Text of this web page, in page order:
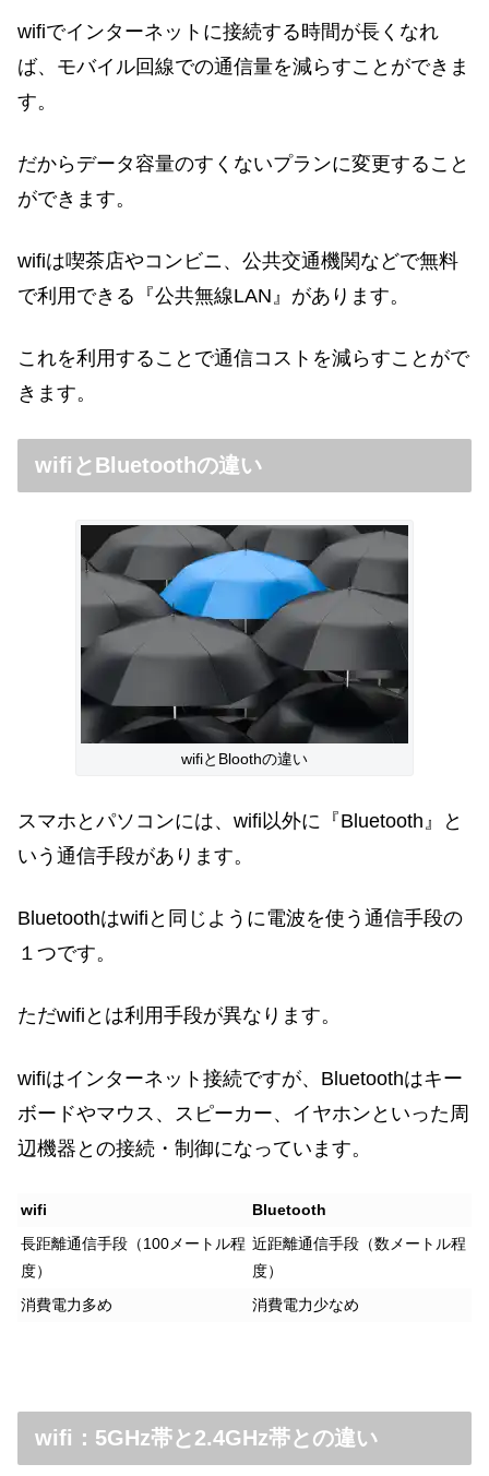
wifiでインターネットに接続する時間が長くなれ
ば、モバイル回線での通信量を減らすことができま
す。
だからデータ容量のすくないプランに変更すること
ができます。
wifiは喫茶店やコンビニ、公共交通機関などで無料
で利用できる『公共無線LAN』があります。
これを利用することで通信コストを減らすことがで
きます。
wifiとBluetoothの違い
wifiとBloothの違い
スマホとパソコンには、wifi以外に『Bluetooth』と
いう通信手段があります。
Bluetoothはwifiと同じように電波を使う通信手段の
１つです。
ただwifiとは利用手段が異なります。
wifiはインターネット接続ですが、Bluetoothはキー
ボードやマウス、スピーカー、イヤホンといった周
辺機器との接続・制御になっています。
wifi
Bluetooth
長距離通信手段（100メートル程
度）
近距離通信手段（数メートル程
度）
消費電力多め
消費電力少なめ
wifi：5GHz帯と2.4GHz帯との違い